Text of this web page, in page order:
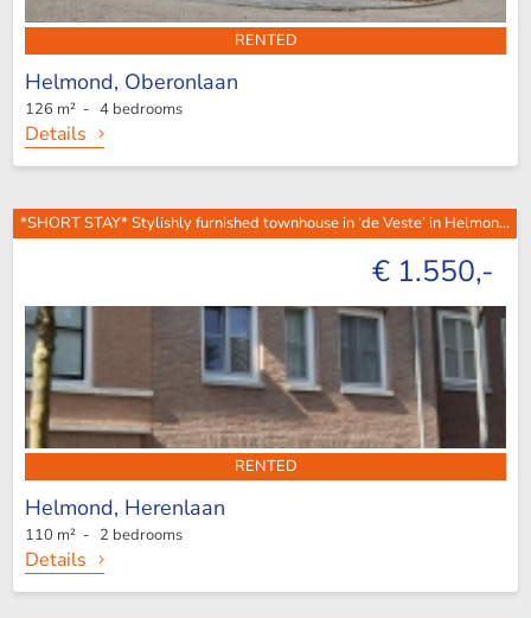
RENTED
Helmond, Oberonlaan
126 m² - 4 bedrooms
Details
*SHORT STAY* Stylishly furnished townhouse in ‘de Veste’ in Helmon...
€ 1.550,-
RENTED
Helmond, Herenlaan
110 m² - 2 bedrooms
Details